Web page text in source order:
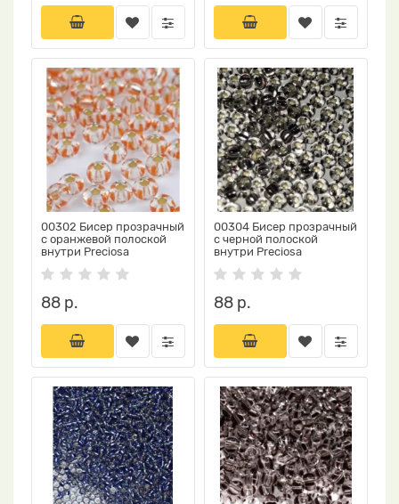
00302 Бисер прозрачный
с оранжевой полоской
внутри Preciosa
88 р.
00304 Бисер прозрачный
с черной полоской
внутри Preciosa
88 р.